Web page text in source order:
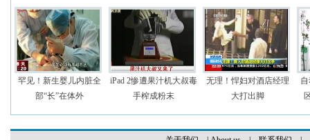
罕见！新生婴儿内脏全
部“长”在体外
iPad 2惨遭果汁机大叔毒
手榨成粉末
无理！悍妇对酒店经理
大打出脚